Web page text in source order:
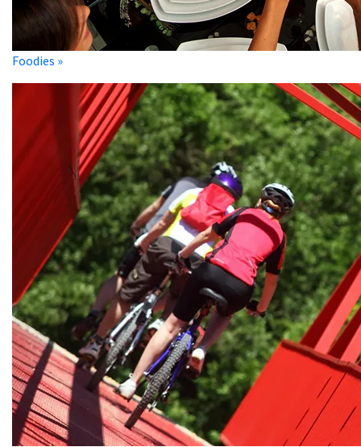
Foodies »